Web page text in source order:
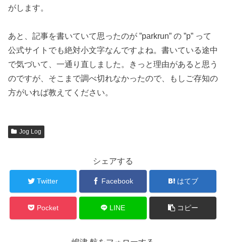
がします。
あと、記事を書いていて思ったのが ”parkrun” の ”p” って
公式サイトでも絶対小文字なんですよね。書いている途中
で気づいて、一通り直しました。きっと理由があると思う
のですが、そこまで調べ切れなかったので、もしご存知の
方がいれば教えてください。
Jog Log
シェアする
Twitter Facebook はてブ
Pocket LINE コピー